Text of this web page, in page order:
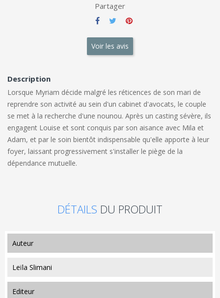
Partager
Voir les avis
Description
Lorsque Myriam décide malgré les réticences de son mari de
reprendre son activité au sein d'un cabinet d'avocats, le couple
se met à la recherche d'une nounou. Après un casting sévère, ils
engagent Louise et sont conquis par son aisance avec Mila et
Adam, et par le soin bientôt indispensable qu'elle apporte à leur
foyer, laissant progressivement s'installer le piège de la
dépendance mutuelle.
DÉTAILS DU PRODUIT
auteur
Leïla Slimani
editeur